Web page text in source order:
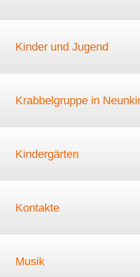
Kinder und Jugend
Krabbelgruppe in
Kindergärten
Kontakte
Musik